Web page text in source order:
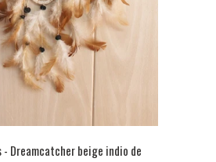
- Dreamcatcher beige indio de